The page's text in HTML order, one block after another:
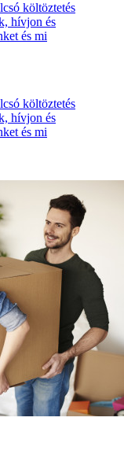
költöztetés
hívjon és
és mi
költöztetés
hívjon és
és mi